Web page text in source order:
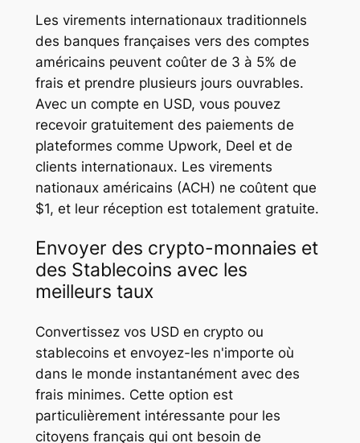
Les virements internationaux traditionnels
des banques françaises vers des comptes
américains peuvent coûter de 3 à 5% de
frais et prendre plusieurs jours ouvrables.
Avec un compte en USD, vous pouvez
recevoir gratuitement des paiements de
plateformes comme Upwork, Deel et de
clients internationaux. Les virements
nationaux américains (ACH) ne coûtent que
$1, et leur réception est totalement gratuite.
Envoyer des crypto-monnaies et
des Stablecoins avec les
meilleurs taux
Convertissez vos USD en crypto ou
stablecoins et envoyez-les n'importe où
dans le monde instantanément avec des
frais minimes. Cette option est
particulièrement intéressante pour les
citoyens français qui ont besoin de